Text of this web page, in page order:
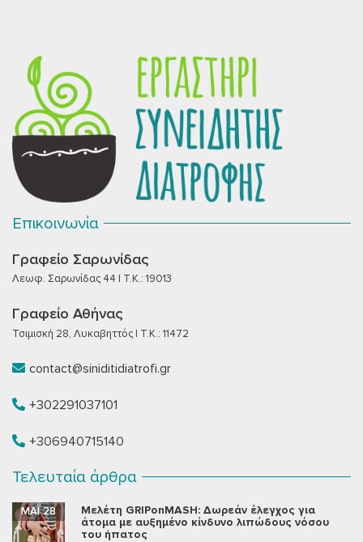
Επικοινωνία
Γραφείο Σαρωνίδας
Λεωφ. Σαρωνίδας 44 | T.K.: 19013
Γραφείο Αθήνας
Τσιμισκή 28, Λυκαβηττός | T.K.: 11472
contact@siniditidiatrofi.gr
+302291037101
+306940715140
Τελευταία άρθρα
Μελέτη GRIPonMASH: Δωρεάν έλεγχος για
άτομα με αυξημένο κίνδυνο λιπώδους νόσου
του ήπατος
ΜΆΙ 28